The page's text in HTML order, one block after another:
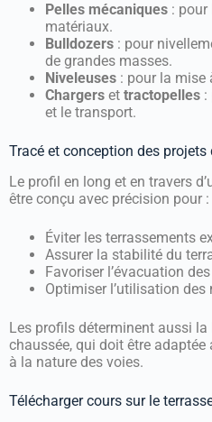
Pelles mécaniques : pour
matériaux.
Bulldozers : pour
de grandes masses.
Niveleuses : pour la mise
Chargers et tractopelles :
et le transport.
Tracé et conception des projets
Le profil en long et en travers
être conçu avec précision pour :
Éviter les terrassements
Assurer la stabilité du
Favoriser l’évacuation
Optimiser l’utilisation des
Les profils déterminent aussi la
chaussée, qui doit être
à la nature des voies.
Télécharger cours sur le